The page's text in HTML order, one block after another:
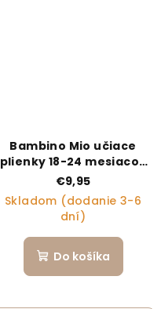
Bambino Mio učiace
plienky 18-24 mesiacov
TALL TALES
€9,95
Skladom (dodanie 3-6
dní)
Do košíka